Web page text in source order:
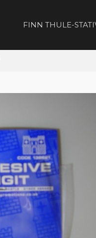
FINN THULE-